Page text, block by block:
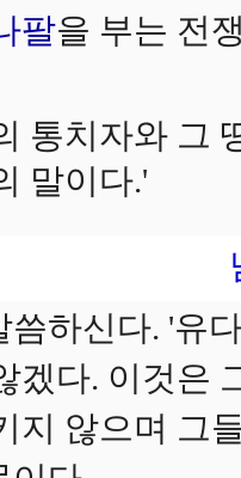
팔을 부는 전
통치자와 그
말이다.'
씀하신다. '유
겠다. 이것은
지 않으며 그